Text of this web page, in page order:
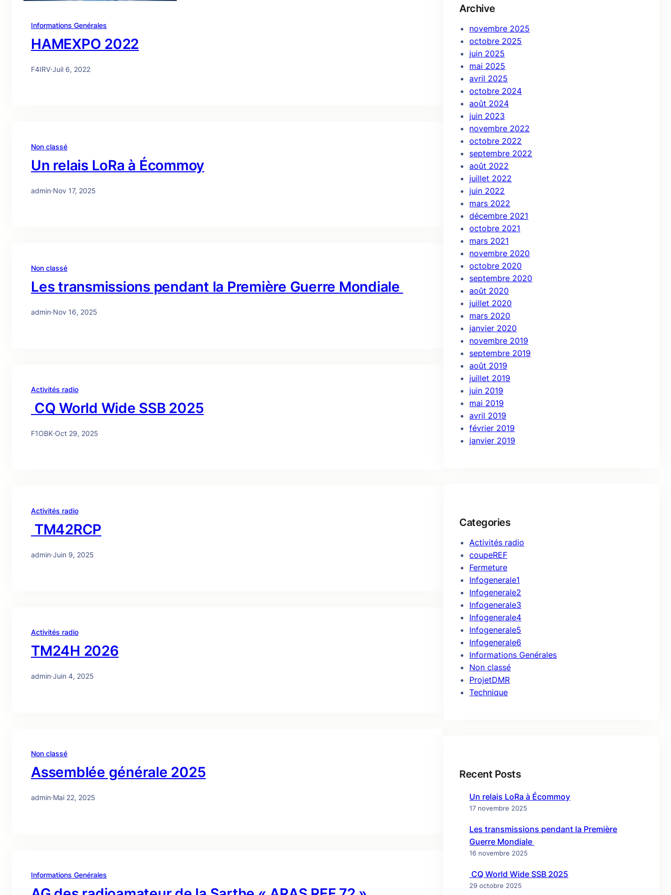
Informations Genérales
HAMEXPO 2022
F4IRV·Juil 6, 2022
Non classé
Un relais LoRa à Écommoy
admin·Nov 17, 2025
Non classé
Les transmissions pendant la Première Guerre Mondiale
admin·Nov 16, 2025
Activités radio
CQ World Wide SSB 2025
F1OBK·Oct 29, 2025
Activités radio
TM42RCP
admin·Juin 9, 2025
Activités radio
TM24H 2026
admin·Juin 4, 2025
Non classé
Assemblée générale 2025
admin·Mai 22, 2025
Informations Genérales
Archive
novembre 2025
octobre 2025
juin 2025
mai 2025
avril 2025
octobre 2024
août 2024
juin 2023
novembre 2022
octobre 2022
septembre 2022
août 2022
juillet 2022
juin 2022
mars 2022
décembre 2021
octobre 2021
mars 2021
novembre 2020
octobre 2020
septembre 2020
août 2020
juillet 2020
mars 2020
janvier 2020
novembre 2019
septembre 2019
août 2019
juillet 2019
juin 2019
mai 2019
avril 2019
février 2019
janvier 2019
Categories
Activités radio
coupeREF
Fermeture
Infogenerale1
Infogenerale2
Infogenerale3
Infogenerale4
Infogenerale5
Infogenerale6
Informations Genérales
Non classé
ProjetDMR
Technique
Recent Posts
Un relais LoRa à Écommoy
17 novembre 2025
Les transmissions pendant la Première
Guerre Mondiale
16 novembre 2025
CQ World Wide SSB 2025
29 octobre 2025